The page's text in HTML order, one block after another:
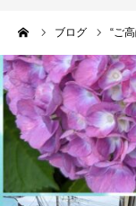
ブログ “ご